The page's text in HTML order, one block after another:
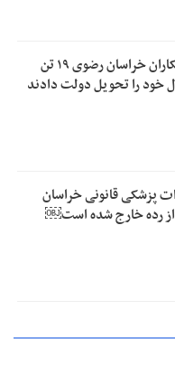
زعفرانکاران خراسان رضوی ۱۹ تن
را تحویل دولت دادند
پزشکی قانونی خراسان
رده خارج شده است￼